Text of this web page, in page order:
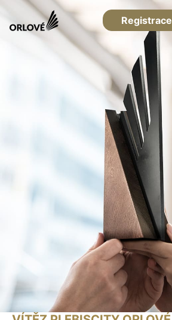
Registrace